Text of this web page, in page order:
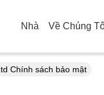
Nhà Về Chúng
Chính sách bảo mật